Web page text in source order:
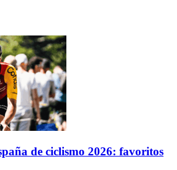
de ciclismo 2026: favoritos